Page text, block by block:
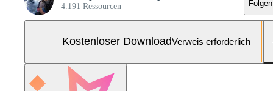
4.191 Ressourcen Folgen
Kostenloser DownloadVerweis erforderlich